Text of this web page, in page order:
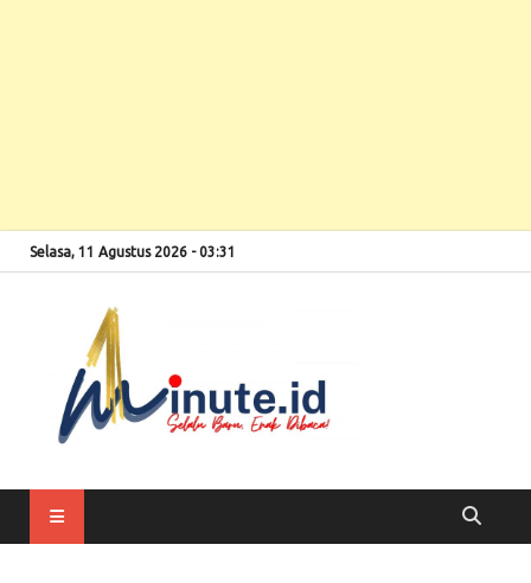
Selasa, 11 Agustus 2026 - 03:31